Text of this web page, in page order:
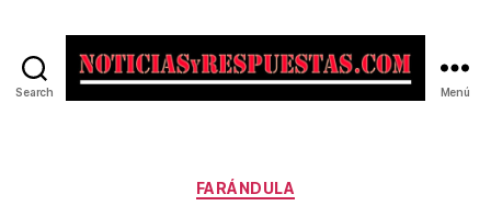
Search Menú
Categorías
FARÁNDULA